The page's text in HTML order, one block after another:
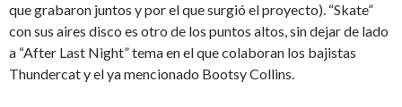
que grabaron juntos y por el que surgió el proyecto). “Skate”
con sus aires disco es otro de los puntos altos, sin dejar de lado
a “After Last Night” tema en el que colaboran los bajistas
Thundercat y el ya mencionado Bootsy Collins.